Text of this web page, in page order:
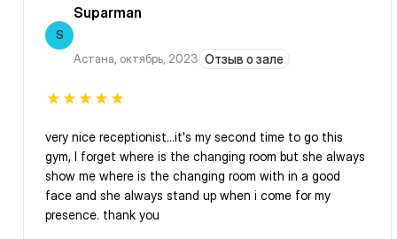
S
Suparman
Астана, октябрь, 2023 Отзыв о зале
very nice receptionist...it's my second time to go this
gym, I forget where is the changing room but she always
show me where is the changing room with in a good
face and she always stand up when i come for my
presence. thank you